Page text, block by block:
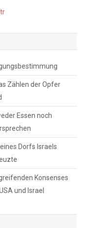
Zählen der Opfer
Essen noch
Dorfs Israels
Konsenses
und Israel